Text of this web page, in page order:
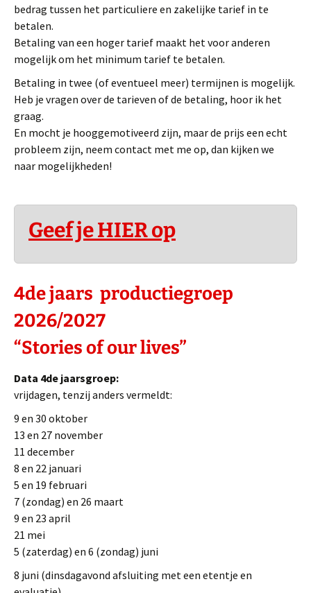
bedrag tussen het particuliere en zakelijke tarief in te
betalen.
Betaling van een hoger tarief maakt het voor anderen
mogelijk om het minimum tarief te betalen.
Betaling in twee (of eventueel meer) termijnen is mogelijk.
Heb je vragen over de tarieven of de betaling, hoor ik het
graag.
En mocht je hooggemotiveerd zijn, maar de prijs een echt
probleem zijn, neem contact met me op, dan kijken we
naar mogelijkheden!
Geef je HIER op
4de jaars productiegroep
2026/2027
“Stories of our lives”
Data 4de jaarsgroep:
vrijdagen, tenzij anders vermeldt:
9 en 30 oktober
13 en 27 november
11 december
8 en 22 januari
5 en 19 februari
7 (zondag) en 26 maart
9 en 23 april
21 mei
5 (zaterdag) en 6 (zondag) juni
8 juni (dinsdagavond afsluiting met een etentje en